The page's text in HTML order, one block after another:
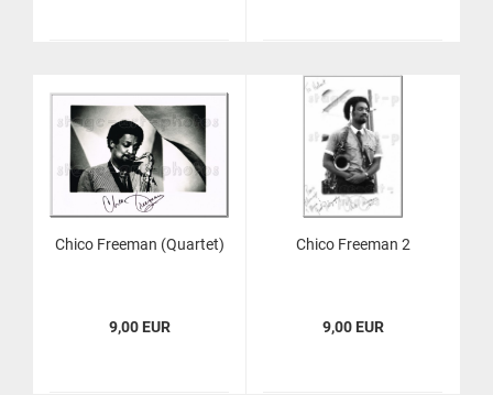
Chico Free­man (Quar­tet)
9,00 EUR
Chico Free­man 2
9,00 EUR